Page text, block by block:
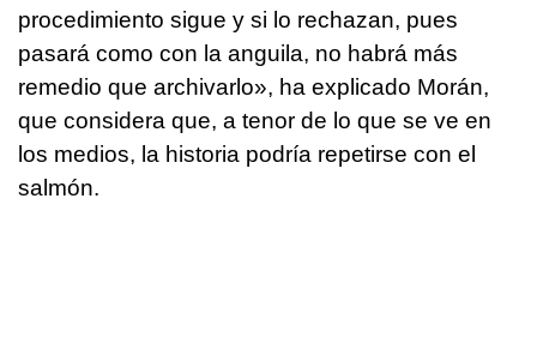
procedimiento sigue y si lo rechazan, pues
pasará como con la anguila, no habrá más
remedio que archivarlo», ha explicado Morán,
que considera que, a tenor de lo que se ve en
los medios, la historia podría repetirse con el
salmón.